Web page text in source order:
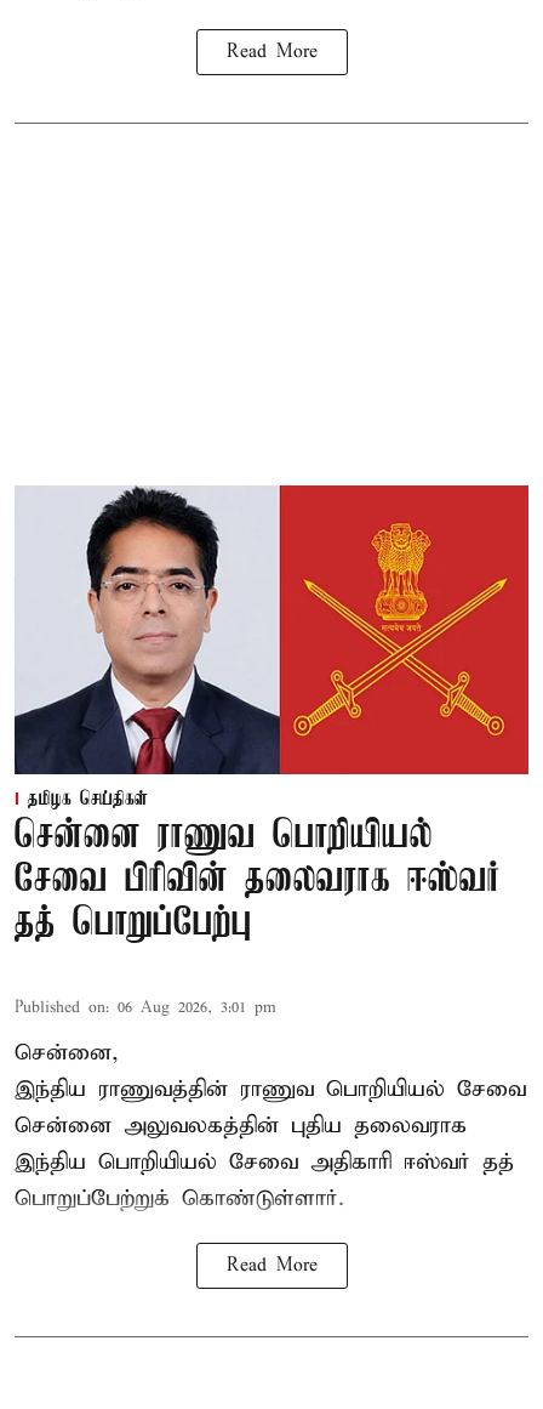
Read More
தமிழக செய்திகள்
சென்னை ராணுவ பொறியியல்
சேவை பிரிவின் தலைவராக ஈஸ்வர்
தத் பொறுப்பேற்பு
Published on: 06 Aug 2026, 3:01 pm
சென்னை,
இந்திய ராணுவத்தின் ராணுவ பொறியியல் சேவை
சென்னை அலுவலகத்தின் புதிய தலைவராக
இந்திய பொறியியல் சேவை அதிகாரி ஈஸ்வர் தத்
பொறுப்பேற்றுக் கொண்டுள்ளார்.
Read More